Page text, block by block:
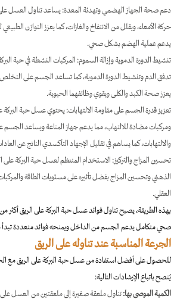
دعم صحة الجهاز الهضمي وتهدئة المعدة: يساعد تناول العسل
حركة الأمعاء، ويقلل من الانتفاخ والغازات، كما يعزز التوازن الطبيعي
يدعم عملية الهضم بشكل صحي.
تنشيط الدورة الدموية وإزالة السموم: المركبات النشطة في حبة
تدفق الدم وتنشيط الدورة الدموية، كما تساعد الجسم على
يعزز صحة الكبد والكلى ويقوي وظائفهما الحيوية.
تعزيز قدرة الجسم على مقاومة الالتهابات: يحتوي عسل حبة
ومركبات مضادة للالتهاب، مما يدعم جهاز المناعة ويساعد الجسم
والالتهابات، كما يساهم في تقليل الإجهاد التأكسدي الناتج عن
تحسين المزاج والتركيز: الاستخدام المنتظم لعسل حبة البركة على
الذهني وتحسين المزاج بفضل تأثيره على مستويات الطاقة
العقلي.
بهذه الطريقة، يصبح تناول فوائد عسل حبة البركة على الريق أكثر
صحي متكامل يدعم الجسم من الداخل ويمنحه فوائد متعددة تبدأ
الجرعة المناسبة عند تناوله على الريق
للحصول على أفضل استفادة من عسل حبة البركة على الريق مع
يُنصح باتباع الإرشادات التالية:
الكمية الموصى بها:تناول ملعقة صغيرة إلى ملعقتين من العسل على